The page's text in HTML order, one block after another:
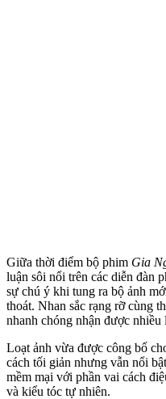
Giữa thời điểm bộ phim Gia
luận sôi nổi trên các diễn đàn
sự chú ý khi tung ra bộ ảnh
thoát. Nhan sắc rạng rỡ cùng
nhanh chóng nhận được
Loạt ảnh vừa được công bố
cách tối giản nhưng vẫn nổi
mềm mại với phần vai cách
và kiểu tóc tự nhiên.